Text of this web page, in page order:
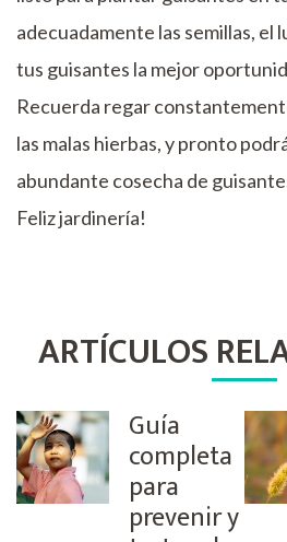
adecuadamente las semillas, el
tus guisantes la mejor
Recuerda regar
las malas hierbas, y pronto
abundante cosecha de
Feliz jardinería!
ARTÍCULOS
Guía
completa
para
prevenir y